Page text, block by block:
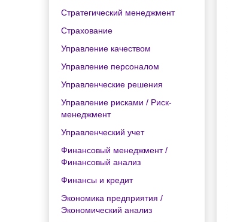
Стратегический менеджмент
Страхование
Управление качеством
Управление персоналом
Управленческие решения
Управление рисками / Риск-
менеджмент
Управленческий учет
Финансовый менеджмент /
Финансовый анализ
Финансы и кредит
Экономика предприятия /
Экономический анализ